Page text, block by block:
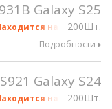
Galaxy S25
200Шт.
на gsmX Hong
Подробности
Galaxy S24
200Шт.
на gsmX Hong